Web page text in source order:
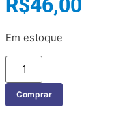
R$46,00
Em estoque
Comprar